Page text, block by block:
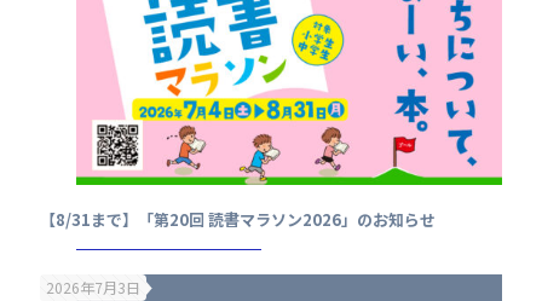
【8/31まで】「第20回 読書マラソン2026」のお知らせ
2026年7月3日